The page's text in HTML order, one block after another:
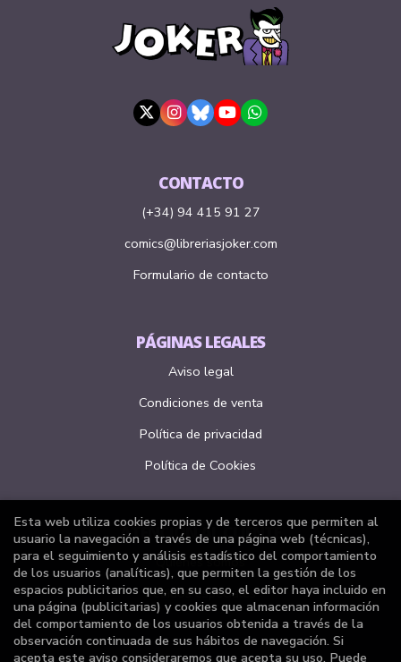
CONTACTO
(+34) 94 415 91 27
comics@libreriasjoker.com
Formulario de contacto
PÁGINAS LEGALES
Aviso legal
Condiciones de venta
Política de privacidad
Política de Cookies
ATENCIÓN AL CLIENTE
Quiénes somos
Pedidos especiales
Formulario de desistimiento
Esta web utiliza cookies propias y de terceros que permiten al
usuario la navegación a través de una página web (técnicas),
para el seguimiento y análisis estadístico del comportamiento
de los usuarios (analíticas), que permiten la gestión de los
espacios publicitarios que, en su caso, el editor haya incluido en
una página (publicitarias) y cookies que almacenan información
del comportamiento de los usuarios obtenida a través de la
observación continuada de sus hábitos de navegación. Si
acepta este aviso consideraremos que acepta su uso. Puede